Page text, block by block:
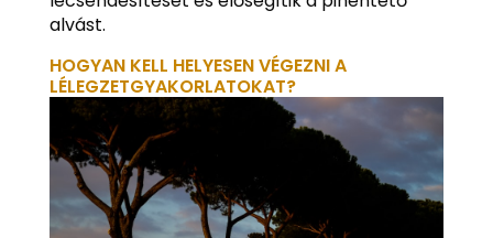
alvást.
HOGYAN KELL HELYESEN VÉGEZNI A
LÉLEGZETGYAKORLATOKAT?